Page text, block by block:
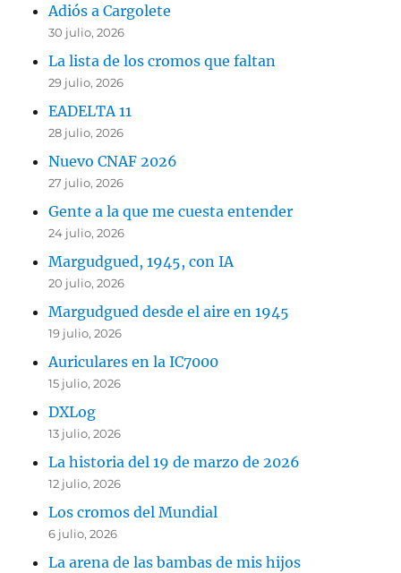
Adiós a Cargolete
30 julio, 2026
La lista de los cromos que faltan
29 julio, 2026
EADELTA 11
28 julio, 2026
Nuevo CNAF 2026
27 julio, 2026
Gente a la que me cuesta entender
24 julio, 2026
Margudgued, 1945, con IA
20 julio, 2026
Margudgued desde el aire en 1945
19 julio, 2026
Auriculares en la IC7000
15 julio, 2026
DXLog
13 julio, 2026
La historia del 19 de marzo de 2026
12 julio, 2026
Los cromos del Mundial
6 julio, 2026
La arena de las bambas de mis hijos